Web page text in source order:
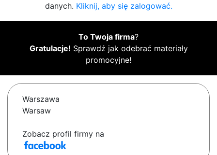
danych. Kliknij, aby się zalogować.
To Twoja firma?
Gratulacje! Sprawdź jak odebrać materiały
promocyjne!
Warszawa
Warsaw
Zobacz profil firmy na